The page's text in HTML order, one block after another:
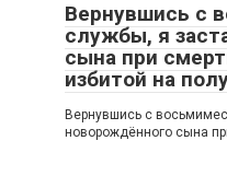
Вернувшись с
службы, я
сына при
избитой на
Вернувшись с
новорождённого сына